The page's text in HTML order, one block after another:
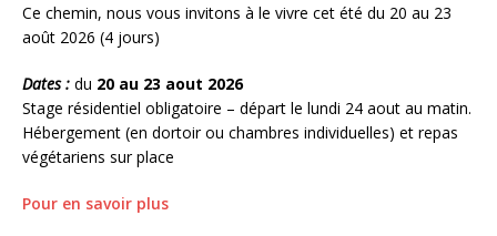
Ce chemin, nous vous invitons à le vivre cet été du 20 au 23
août 2026 (4 jours)
Dates : du 20 au 23 aout 2026
Stage résidentiel obligatoire – départ le lundi 24 aout au matin.
Hébergement (en dortoir ou chambres individuelles) et repas
végétariens sur place
Pour en savoir plus